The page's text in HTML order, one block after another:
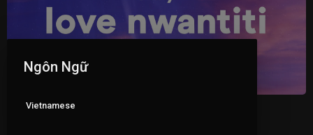
CKay - Love Nwantiti (TikTok Remix) (Lyrics)
Ngôn Ngữ
Vietnamese